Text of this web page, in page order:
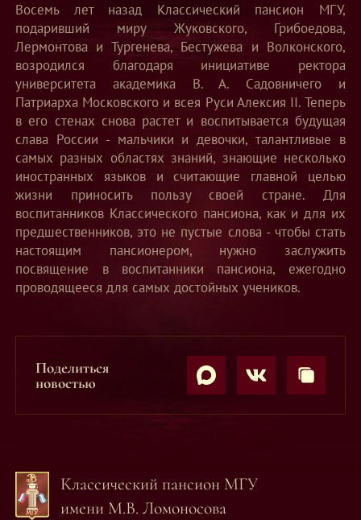
Восемь лет назад Классический пансион МГУ,
подаривший миру Жуковского, Грибоедова,
Лермонтова и Тургенева, Бестужева и Волконского,
возродился благодаря инициативе ректора
университета академика В. А. Садовничего и
Патриарха Московского и всея Руси Алексия II. Теперь
в его стенах снова растет и воспитывается будущая
слава России - мальчики и девочки, талантливые в
самых разных областях знаний, знающие несколько
иностранных языков и считающие главной целью
жизни приносить пользу своей стране. Для
воспитанников Классического пансиона, как и для их
предшественников, это не пустые слова - чтобы стать
настоящим пансионером, нужно заслужить
посвящение в воспитанники пансиона, ежегодно
проводящееся для самых достойных учеников.
Поделиться
новостью
Классический пансион МГУ
имени М.В. Ломоносова